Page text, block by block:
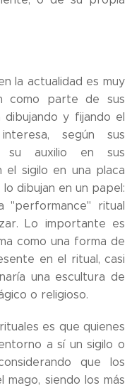
la actualidad es muy
como parte de sus
dibujando y fijando el
según sus
su auxilio en sus
el sigilo en una placa
dibujan en un papel:
"performance" ritual
Lo importante es
como una forma de
en el ritual, casi
una escultura de
o religioso.
es que quienes
a sí un sigilo o
que los
siendo los más